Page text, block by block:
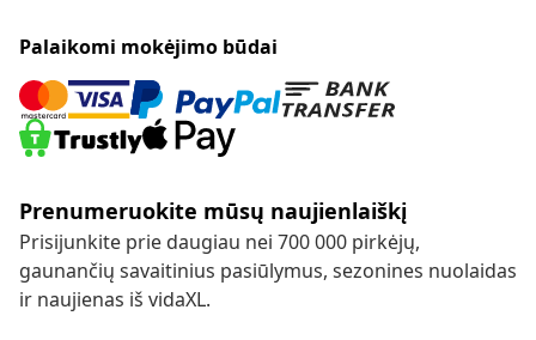
Palaikomi mokėjimo būdai
Prenumeruokite mūsų naujienlaiškį
Prisijunkite prie daugiau nei 700 000 pirkėjų,
gaunančių savaitinius pasiūlymus, sezonines nuolaidas
ir naujienas iš vidaXL.